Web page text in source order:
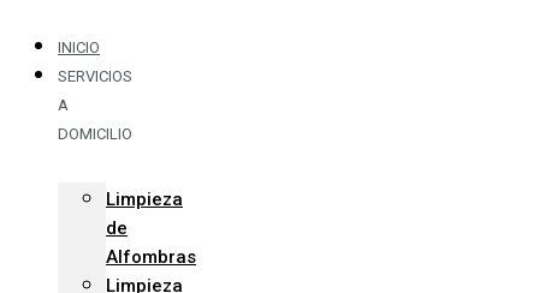
INICIO
SERVICIOS
A
DOMICILIO
Limpieza
de
Alfombras
Limpieza